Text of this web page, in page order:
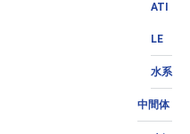
ATI
LE
水系
中間体